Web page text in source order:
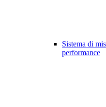
Sistema di
performance